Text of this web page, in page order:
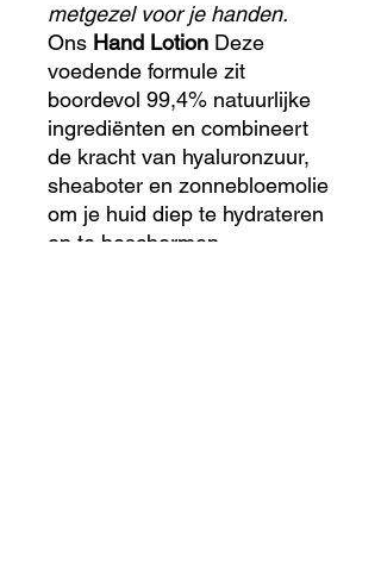
metgezel voor je handen.
Ons Hand Lotion Deze
voedende formule zit
boordevol 99,4% natuurlijke
ingrediënten en combineert
de kracht van hyaluronzuur,
sheaboter en zonnebloemolie
om je huid diep te hydrateren
en te beschermen.